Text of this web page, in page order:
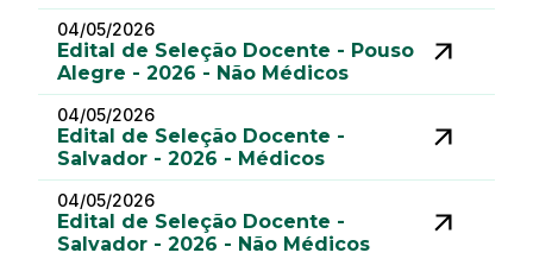
04/05/2026
Edital de Seleção Docente - Pouso
Alegre - 2026 - Não Médicos
04/05/2026
Edital de Seleção Docente -
Salvador - 2026 - Médicos
04/05/2026
Edital de Seleção Docente -
Salvador - 2026 - Não Médicos